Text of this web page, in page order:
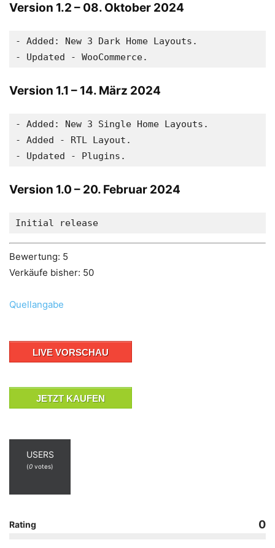
Version 1.2 – 08. Oktober 2024
- Added: New 3 Dark Home Layouts.
Version 1.1 – 14. März 2024
- Added: New 3 Single Home Layouts.
- Added - RTL Layout.
Version 1.0 – 20. Februar 2024
Bewertung: 5
Verkäufe bisher: 50
Quellangabe
LIVE VORSCHAU
JETZT KAUFEN
USERS
(0 votes)
Rating 0